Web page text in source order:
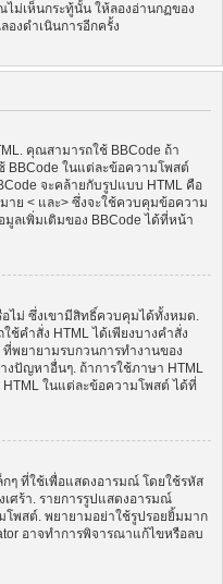
ม่เห็นกระทู้นั้น ให้ลองอ่านกฏของ
งดำเนินการอีกครั้ง
คุณสามารถใช้ BBCode ถ้า
BBCode ในแต่ละข้อความโพสต์
จะคล้ายกับรูปแบบ HTML คือ
าย < และ> ซึ่งจะใช้ควบคุมข้อความ
ลเพิ่มเติมของ BBCode ได้ที่หน้า
ไม่ ซึ่งเขามีสิทธิ์ควบคุมได้ทั้งหมด.
คำสั่ง HTML ได้เพียงบางคำสั่ง
พยายามรบกวนการทำงานของ
งปัญหาอื่นๆ. ถ้าการใช้ภาษา HTML
ในแต่ละข้อความโพสต์ ได้ที่
ๆ ที่ใช้เพื่อแสดงอารมณ์ โดยใช้รหัส
ศร้า. รายการรูปแสดงอารมณ์
พสต์. พยายามอย่าใช้รูปรอยยิ้มมาก
อาจทำการพิจารณาแก้ไขหรือลบ